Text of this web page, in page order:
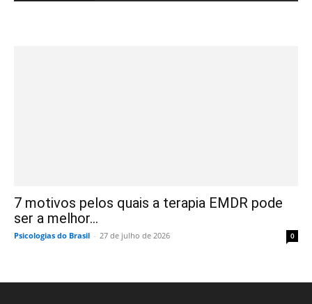
7 motivos pelos quais a terapia EMDR pode
ser a melhor...
Psicologias do Brasil - 27 de julho de 2026 0